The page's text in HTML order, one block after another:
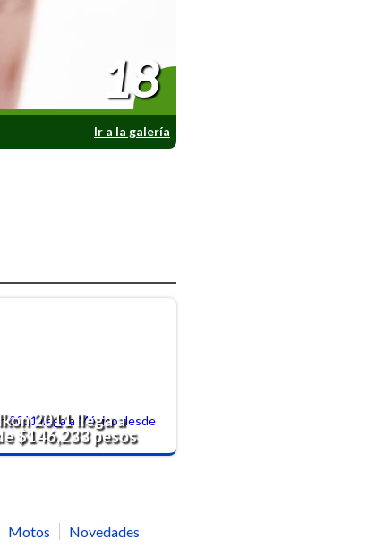
Ir a la galería
18
2011 llega a
$146,233 pesos
Motos Novedades